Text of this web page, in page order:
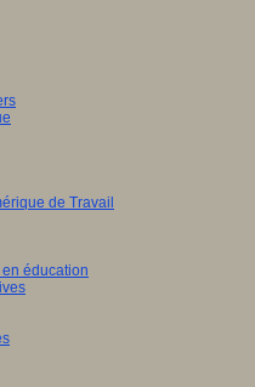
de Travail
éducation